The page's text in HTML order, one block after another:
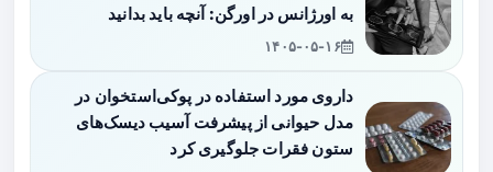
به اورژانس در اورگن: آنچه باید بدانید
۱۴۰۵-۰۵-۱۶
داروی مورد استفاده در پوکی‌استخوان در
مدل حیوانی از پیشرفت آسیب دیسک‌های
ستون فقرات جلوگیری کرد